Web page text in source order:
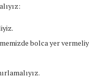
bolca yer